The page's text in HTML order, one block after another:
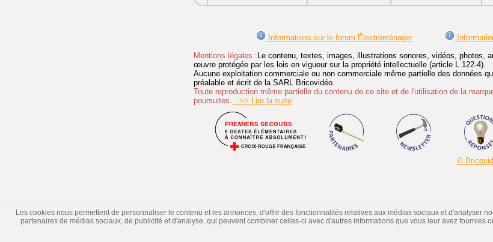
Informations sur le forum Électroménager
Mentions légales : Le contenu, textes, images, illustrations sonores, vidéos, photos,
œuvre protégée par les lois en vigueur sur la propriété intellectuelle (article L.122-4).
Aucune exploitation commerciale ou non commerciale même partielle des données
préalable et écrit de la SARL Bricovidéo.
Toute reproduction même partielle du contenu de ce site et de l'utilisation de la
poursuites. >> Lire la suite
©
Les cookies nous permettent de personnaliser le contenu et les annonces, d'offrir des fonctionnalités relatives aux médias sociaux et d'analyser
partenaires de médias sociaux, de publicité et d'analyse, qui peuvent combiner celles-ci avec d'autres informations que vous leur avez fournies